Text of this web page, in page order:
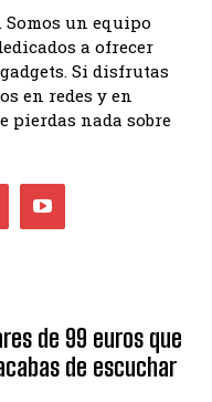
un equipo
a ofrecer
Si disfrutas
en redes y en
pierdas nada sobre
de 99 euros que
de escuchar